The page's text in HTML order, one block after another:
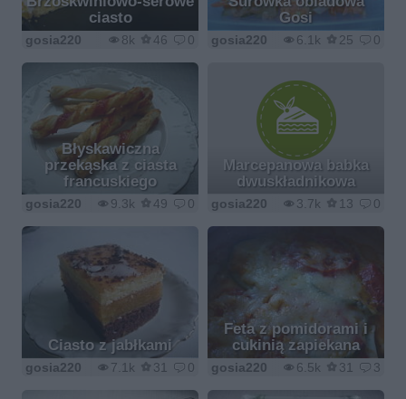
ciasto
8k 46 0
gosia220
Gosi
6.1k 25 0
gosia220
Błyskawiczna
przekąska z ciasta
francuskiego
9.3k 49 0
gosia220
Marcepanowa babka
dwuskładnikowa
3.7k 13 0
gosia220
Ciasto z jabłkami
7.1k 31 0
gosia220
Feta z pomidorami i
cukinią zapiekana
6.5k 31 3
gosia220